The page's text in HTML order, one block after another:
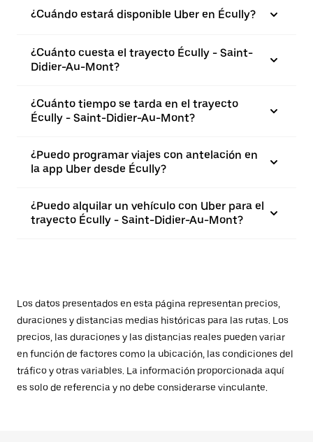
¿Cuándo estará disponible Uber en Écully?
¿Cuánto cuesta el trayecto Écully - Saint-
Didier-Au-Mont?
¿Cuánto tiempo se tarda en el trayecto
Écully - Saint-Didier-Au-Mont?
¿Puedo programar viajes con antelación en
la app Uber desde Écully?
¿Puedo alquilar un vehículo con Uber para el
trayecto Écully - Saint-Didier-Au-Mont?
Los datos presentados en esta página representan precios,
duraciones y distancias medias históricas para las rutas. Los
precios, las duraciones y las distancias reales pueden variar
en función de factores como la ubicación, las condiciones del
tráfico y otras variables. La información proporcionada aquí
es solo de referencia y no debe considerarse vinculante.